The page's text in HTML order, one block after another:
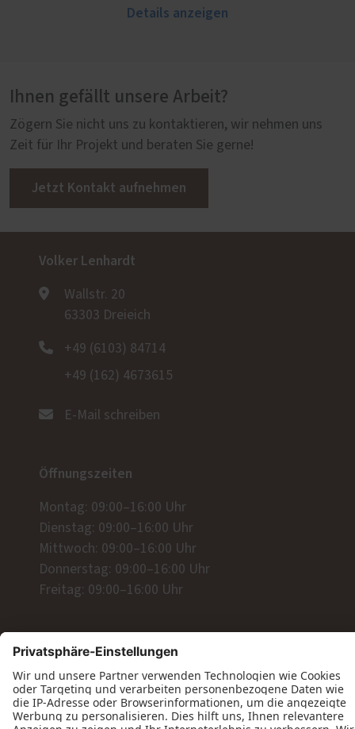
Details anzeigen
Ihnen gefällt unsere Arbeit?
Zögern Sie nicht uns zu kontaktieren, wir nehmen uns
Zeit für Ihr Projekt und beraten Sie gerne!
Jetzt Kontakt aufnehmen
Volker Lenhardt
Wallstr. 20
63303 Dreieich
+49 (6103) 84714
+49 (162) 4673615
E-Mail schreiben
Öffnungszeiten
Montag: 09:00–16:00 Uhr
Dienstag: 09:00–16:00 Uhr
Mittwoch: 09:00–16:00 Uhr
Donnerstag: 09:00–16:00 Uhr
Freitag: 09:00–16:00 Uhr
Wir freuen uns auf Ihre Anfrage!
Jetzt Kontakt aufnehmen